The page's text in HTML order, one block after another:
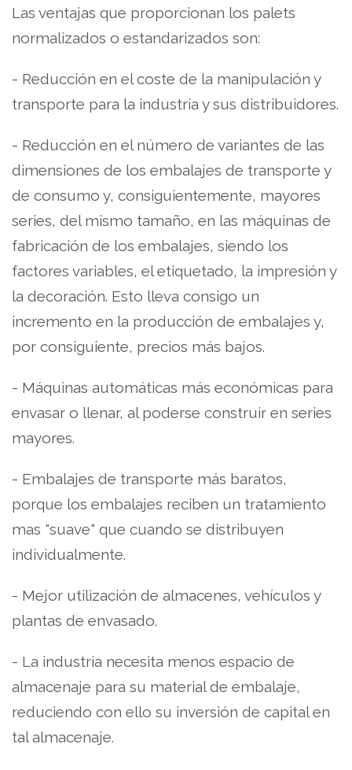
Las ventajas que proporcionan los palets
normalizados o estandarizados son:
- Reducción en el coste de la manipulación y
transporte para la industria y sus distribuidores.
- Reducción en el número de variantes de las
dimensiones de los embalajes de transporte y
de consumo y, consiguientemente, mayores
series, del mismo tamaño, en las máquinas de
fabricación de los embalajes, siendo los
factores variables, el etiquetado, la impresión y
la decoración. Esto lleva consigo un
incremento en la producción de embalajes y,
por consiguiente, precios más bajos.
- Máquinas automáticas más económicas para
envasar o llenar, al poderse construir en series
mayores.
- Embalajes de transporte más baratos,
porque los embalajes reciben un tratamiento
mas "suave" que cuando se distribuyen
individualmente.
- Mejor utilización de almacenes, vehículos y
plantas de envasado.
- La industria necesita menos espacio de
almacenaje para su material de embalaje,
reduciendo con ello su inversión de capital en
tal almacenaje.